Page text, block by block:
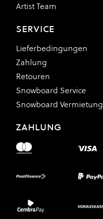
Artist Team
SERVICE
Lieferbedingungen
Zahlung
Retouren
Snowboard Service
Snowboard Vermietung
ZAHLUNG